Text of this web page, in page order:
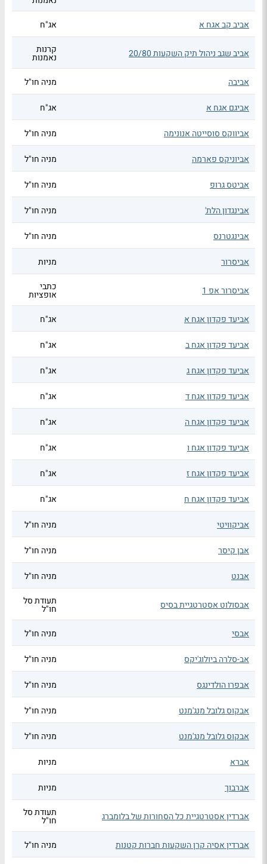
אביב קב אגח א
אג"ח
אביב שגב ניהול תיק השקעות 20/80 קרנות
נאמנות
אביבה
מניה חו"ל
אביגם אגח א אג"ח
אביווקס סוסייטה אנונימה מניה חו"ל
אביוניקס פארמה מניה חו"ל
אביטס גרופ מניה חו"ל
אבינגדון הלת' מניה חו"ל
אבינגטרנס מניה חו"ל
אביסרור מניות
אביסרור אפ 1 כתבי
אופציות
אביעד פקדון אגח א
אג"ח
אביעד פקדון אגח ב אג"ח
אביעד פקדון אגח ג אג"ח
אביעד פקדון אגח ד אג"ח
אביעד פקדון אגח ה אג"ח
אביעד פקדון אגח ו אג"ח
אביעד פקדון אגח ז אג"ח
אביעד פקדון אגח ח אג"ח
אביקוויטי מניה חו"ל
אבן קיסר מניה חו"ל
אבנט מניה חו"ל
אבסולוט אסטרטגיית בסיס תעודת סל
חו"ל
אבסי
מניה חו"ל
אב-סלרה ביולוג'יקס מניה חו"ל
אבפרו הולדינגס מניה חו"ל
אבקוס גלובל מנג'מנט מניה חו"ל
אבקוס גלובל מנג'מנט מניה חו"ל
אברא מניות
אברבוך מניות
אברדין אסטרטגיית כל הסחורות של בלומברג תעודת סל
חו"ל
אברדין אסיה קרן השקעות חברות קטנות
מניה חו"ל